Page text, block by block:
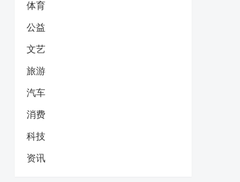
体育
公益
文艺
旅游
汽车
消费
科技
资讯